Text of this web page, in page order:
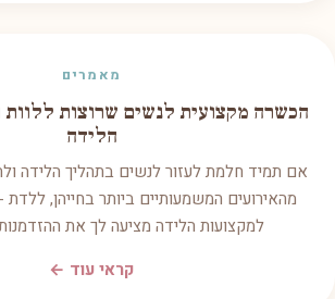
מאמרים
הכשרה מקצועית לנשים שרוצות
הלידה
אם תמיד חלמת לעזור לנשים בתהליך הלידה
מהאירועים המשמעותיים ביותר בחייהן,
למקצועות הלידה מציעה לך את
קראי עוד ←